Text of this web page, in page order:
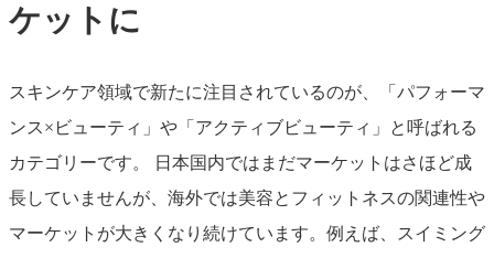
ケットに
スキンケア領域で新たに注目されているのが、「パフォーマ
ンス×ビューティ」や「アクティブビューティ」と呼ばれる
カテゴリーです。 日本国内ではまだマーケットはさほど成
長していませんが、海外では美容とフィットネスの関連性や
マーケットが大きくなり続けています。例えば、スイミング